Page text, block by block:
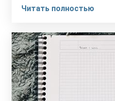
Читать полностью